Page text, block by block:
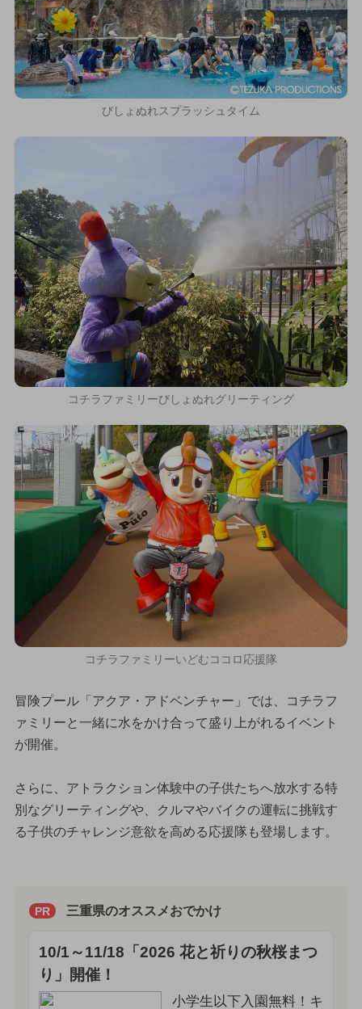
びしょぬれスプラッシュタイム
コチラファミリーびしょぬれグリーティング
コチラファミリーいどむココロ応援隊
冒険プール「アクア・アドベンチャー」では、コチラフ
ァミリーと一緒に水をかけ合って盛り上がれるイベント
が開催。
さらに、アトラクション体験中の子供たちへ放水する特
別なグリーティングや、クルマやバイクの運転に挑戦す
る子供のチャレンジ意欲を高める応援隊も登場します。
PR 三重県のオススメおでかけ
10/1～11/18「2026 花と祈りの秋桜まつ
り」開催！
小学生以下入園無料！キ